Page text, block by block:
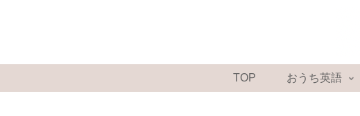
TOP おうち英語